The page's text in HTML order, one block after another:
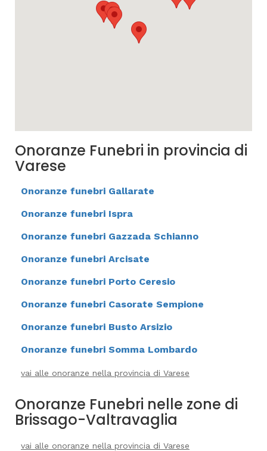
Onoranze Funebri in provincia di
Varese
Onoranze funebri Gallarate
Onoranze funebri Ispra
Onoranze funebri Gazzada Schianno
Onoranze funebri Arcisate
Onoranze funebri Porto Ceresio
Onoranze funebri Casorate Sempione
Onoranze funebri Busto Arsizio
Onoranze funebri Somma Lombardo
vai alle onoranze nella provincia di Varese
Onoranze Funebri nelle zone di
Brissago-Valtravaglia
vai alle onoranze nella provincia di Varese